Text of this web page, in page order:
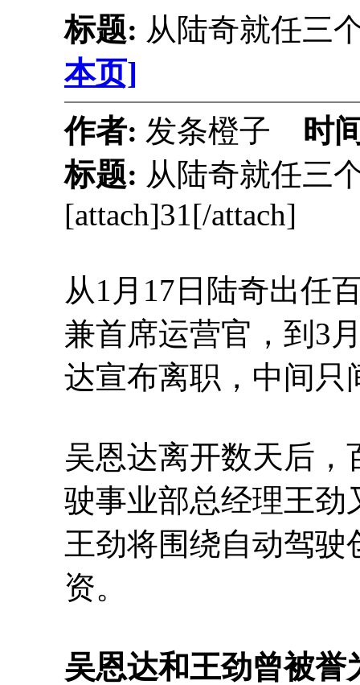
标题: 从陆奇就任三
本页]
作者: 发条橙子 时
标题: 从陆奇就任三
[attach]31[/attach]
从1月17日陆奇出任
兼首席运营官，到3
达宣布离职，中间只
吴恩达离开数天后
驶事业部总经理王劲
王劲将围绕自动驾
资。
吴恩达和王劲曾被誉